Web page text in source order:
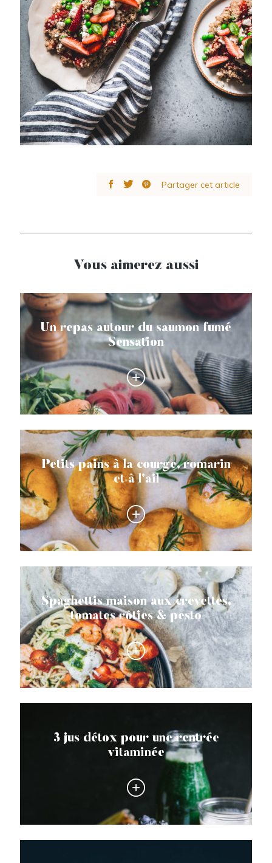
Partager cet article
Vous aimerez aussi
Un repas autour du saumon fumé
Sensation
Petits pains à la courge, romarin
et à l’ail
Spaghettis maison aux crevettes,
tomates rôties & pesto
3 jus détox pour une rentrée
vitaminée